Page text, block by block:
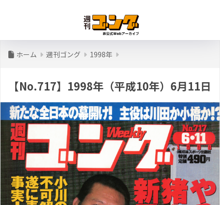
ホーム 週刊ゴング 1998年
【No.717】1998年（平成10年）6月11日